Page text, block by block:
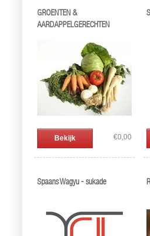
GROENTEN &
AARDAPPELGERECHTEN
Bekijk €0,00
Spaans Wagyu - sukade